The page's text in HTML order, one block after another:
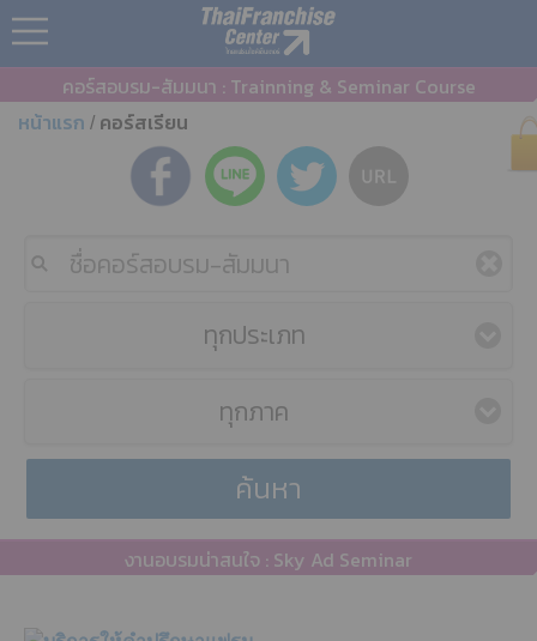
คอร์สอบรม-สัมมนา : Trainning & Seminar Course
หน้าแรก / คอร์สเรียน
ทุกประเภท
ทุกภาค
ค้นหา
งานอบรมน่าสนใจ : Sky Ad Seminar